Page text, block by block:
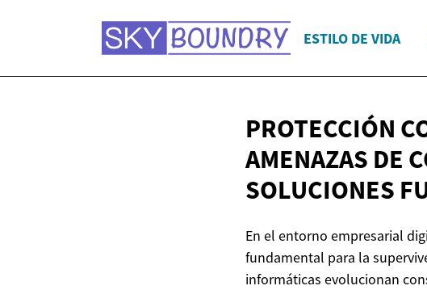
ESTILO DE VIDA
PROTECCIÓN
AMENAZAS DE
SOLUCIONES
En el entorno empresarial
fundamental para la
informáticas evolucionan